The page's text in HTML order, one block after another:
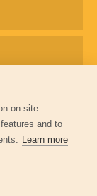
on site
and to
Learn more